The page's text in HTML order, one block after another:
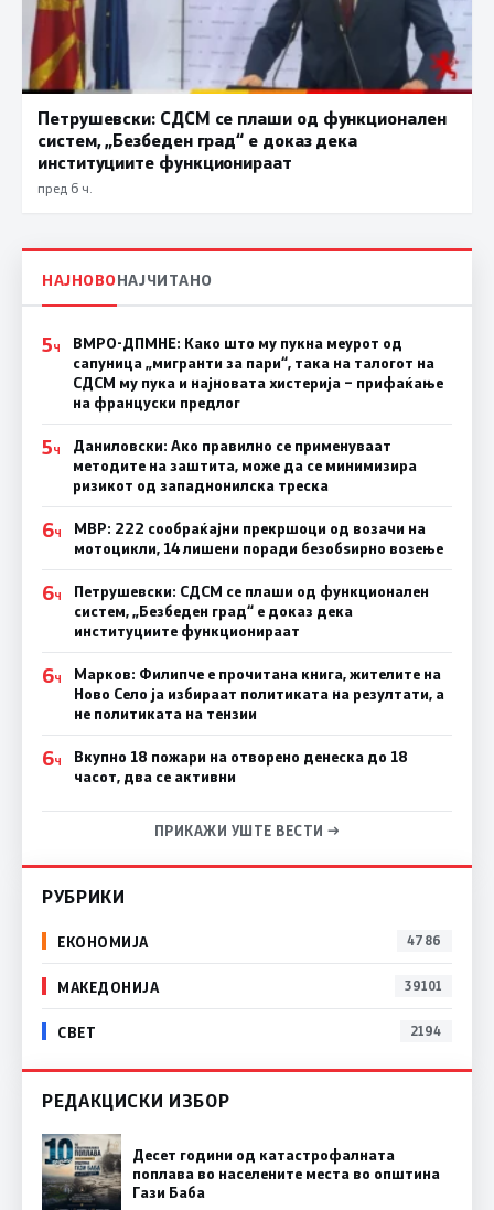
Петрушевски: СДСМ се плаши од функционален
систем, „Безбеден град“ е доказ дека
институциите функционираат
пред 6 ч.
НАЈНОВОНАЈЧИТАНО
5Ч
ВМРО-ДПМНЕ: Како што му пукна меурот од
сапуница „мигранти за пари“, така на талогот на
СДСМ му пука и најновата хистерија – прифаќање
на француски предлог
5Ч
Даниловски: Ако правилно се применуваат
методите на заштита, може да се минимизира
ризикот од западнонилска треска
6Ч
МВР: 222 сообраќајни прекршоци од возачи на
мотоцикли, 14 лишени поради безобѕирно возење
6Ч
Петрушевски: СДСМ се плаши од функционален
систем, „Безбеден град“ е доказ дека
институциите функционираат
6Ч
Марков: Филипче е прочитана книга, жителите на
Ново Село ја избираат политиката на резултати, а
не политиката на тензии
6Ч
Вкупно 18 пожари на отворено денеска до 18
часот, два се активни
ПРИКАЖИ УШТЕ ВЕСТИ →
РУБРИКИ
ЕКОНОМИЈА 4786
МАКЕДОНИЈА 39101
СВЕТ 2194
РЕДАКЦИСКИ ИЗБОР
Десет години од катастрофалната
поплава во населените места во општина
Гази Баба